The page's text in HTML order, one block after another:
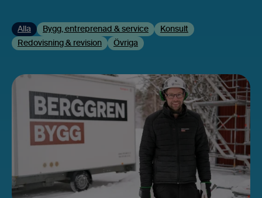
Alla Bygg, entreprenad & service
Konsult
Redovisning & revision
Övriga